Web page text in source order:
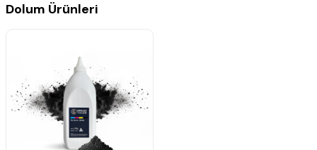
Dolum Ürünleri